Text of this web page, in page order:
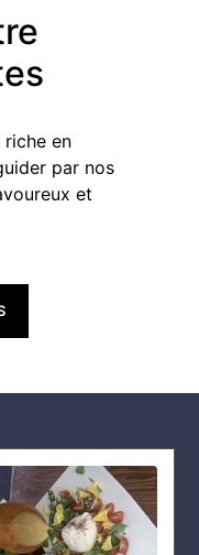
riche en
par nos
et